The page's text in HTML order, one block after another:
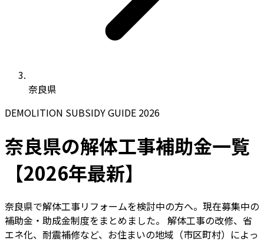
奈良県
DEMOLITION SUBSIDY GUIDE 2026
奈良県の解体工事補助金一覧
【2026年最新】
奈良県で解体工事リフォームを検討中の方へ。現在募集中の
補助金・助成金制度をまとめました。 解体工事の改修、省
エネ化、耐震補修など、お住まいの地域（市区町村）によっ